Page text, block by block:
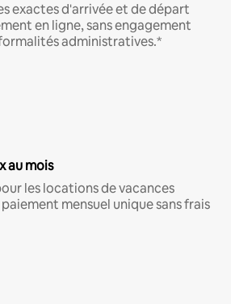
exactes d'arrivée et de départ
en ligne, sans engagement
administratives.*
au mois
les locations de vacances
mensuel unique sans frais